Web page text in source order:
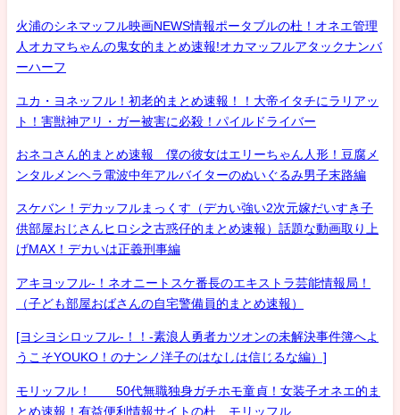
火浦のシネマッフル映画NEWS情報ポータブルの杜！オネエ管理
人オカマちゃんの鬼女的まとめ速報!オカマッフルアタックナンバ
ーハーフ
ユカ・ヨネッフル！初老的まとめ速報！！大帝イタチにラリアッ
ト！害獣神アリ・ガー被害に必殺！パイルドライバー
おネコさん的まとめ速報 僕の彼女はエリーちゃん人形！豆腐メ
ンタルメンヘラ電波中年アルバイターのぬいぐるみ男子末路編
スケバン！デカッフルまっくす（デカい強い2次元嫁だいすき子
供部屋おじさんヒロシ之古惑仔的まとめ速報）話題な動画取り上
げMAX！デカいは正義刑事編
アキヨッフル-！ネオニートスケ番長のエキストラ芸能情報局！
（子ども部屋おばさんの自宅警備員的まとめ速報）
[ヨシヨシロッフル-！！-素浪人勇者カツオンの未解決事件簿へよ
うこそYOUKO！のナンノ洋子のはなしは信じるな編）]
モリッフル！ 50代無職独身ガチホモ童貞！女装子オネエ的ま
とめ速報！有益便利情報サイトの杜 モリッフル